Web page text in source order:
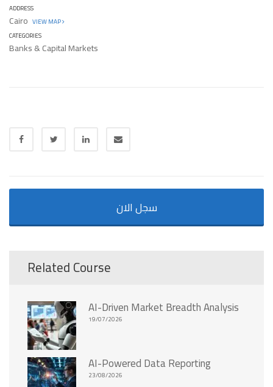
ADDRESS
Cairo VIEW MAP
CATEGORIES
Banks & Capital Markets
سجل الان
Related Course
AI-Driven Market Breadth Analysis
19/07/2026
AI-Powered Data Reporting
23/08/2026